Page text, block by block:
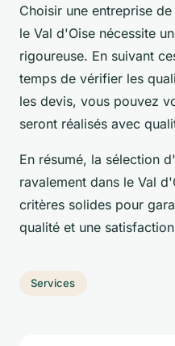
Choisir une entreprise
le Val d'Oise nécessite
rigoureuse. En suivant
temps de vérifier les
les devis, vous pouvez
seront réalisés avec
En résumé, la sélection
ravalement dans le Val
critères solides pour
qualité et une
Services